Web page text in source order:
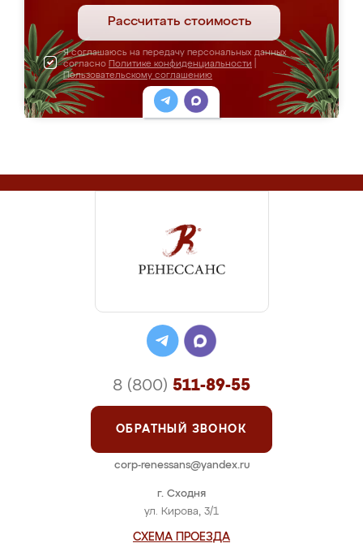
Рассчитать стоимость
Я соглашаюсь на передачу персональных данных
согласно Политике конфиденциальности
Пользовательскому соглашению
г. Сходня
ул. Кирова, 3/1
СХЕМА ПРОЕЗДА
8 (800) 511-89-55
ОБРАТНЫЙ ЗВОНОК
corp-renessans@yandex.ru